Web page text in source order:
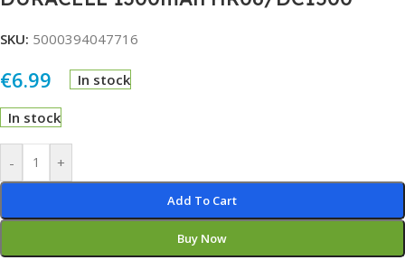
SKU: 5000394047716
€6.99 In stock
In stock
- +
Add To Cart
Buy Now
Alternative: